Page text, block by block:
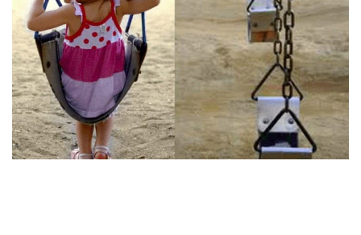
крепкая веревка;
брусья;
фанера и рейки для сиденья;
оцинкованные болты для креплений.